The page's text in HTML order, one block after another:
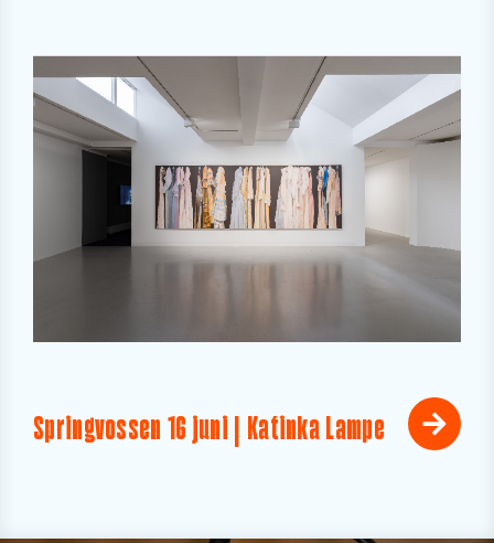
Springvossen 16 juni | Katinka Lampe